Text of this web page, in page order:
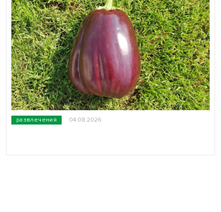
развлечения 04.08.2026